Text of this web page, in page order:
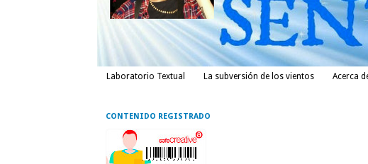
Laboratorio Textual La subversión de los vientos Acerca
CONTENIDO REGISTRADO